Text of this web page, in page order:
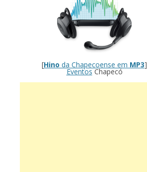
[Hino da Chapecoense em MP3]
EventosChapecó